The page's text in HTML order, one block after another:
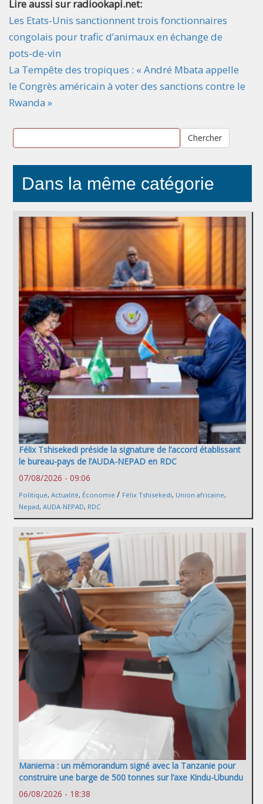
Lire aussi sur radiookapi.net:
Les Etats-Unis sanctionnent trois fonctionnaires
congolais pour trafic d’animaux en échange de
pots-de-vin
La Tempête des tropiques : « André Mbata appelle
le Congrès américain à voter des sanctions contre le
Rwanda »
Chercher
Dans la même catégorie
Félix Tshisekedi préside la signature de l’accord établissant
le bureau-pays de l’AUDA-NEPAD en RDC
07/08/2026 - 09:06
Politique, Actualité, Économie / Félix Tshisekedi, Union africaine,
Nepad, AUDA-NEPAD, RDC
Maniema : un mémorandum signé avec la Tanzanie pour
construire une barge de 500 tonnes sur l’axe Kindu-Ubundu
06/08/2026 - 18:38